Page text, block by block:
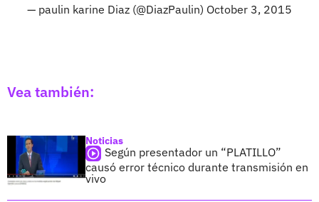
— paulin karine Diaz (@DiazPaulin) October 3, 2015
Vea también:
Noticias
Según presentador un “PLATILLO”
causó error técnico durante transmisión en
vivo